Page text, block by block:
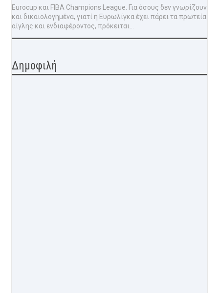
Eurocup και FIBA Champions League. Για όσους δεν γνωρίζουν
και δικαιολογημένα, γιατί η Ευρωλίγκα έχει πάρει τα πρωτεία
αίγλης και ενδιαφέροντος, πρόκειται...
Δημοφιλή